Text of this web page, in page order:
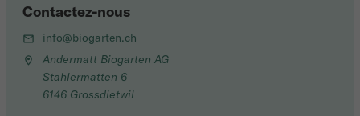
Contactez-nous
info@biogarten.ch
Andermatt Biogarten AG
Stahlermatten 6
6146 Grossdietwil